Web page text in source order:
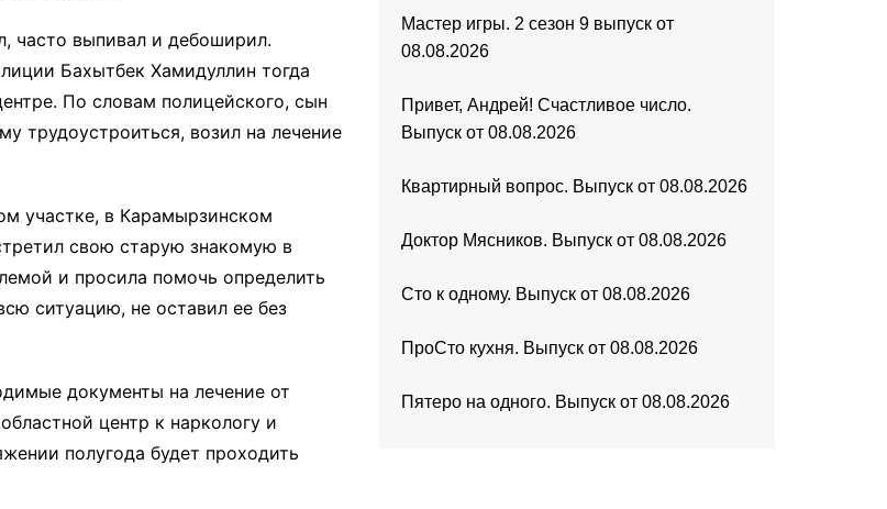
часто выпивал и дебоширил.
Бахытбек Хамидуллин тогда
По словам полицейского, сын
трудоустроиться, возил на лечение
участке, в Карамырзинском
свою старую знакомую в
и просила помочь определить
ситуацию, не оставил ее без
документы на лечение от
центр к наркологу и
полугода будет проходить
Мастер игры. 2 сезон 9 выпуск от
08.08.2026
Привет, Андрей! Счастливое число.
Выпуск от 08.08.2026
Квартирный вопрос. Выпуск от 08.08.2026
Доктор Мясников. Выпуск от 08.08.2026
Сто к одному. Выпуск от 08.08.2026
ПроСто кухня. Выпуск от 08.08.2026
Пятеро на одного. Выпуск от 08.08.2026